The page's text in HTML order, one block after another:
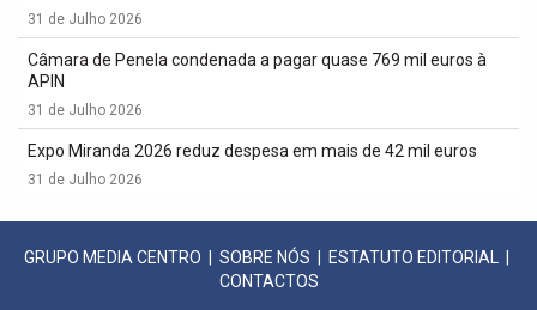
31 de Julho 2026
Câmara de Penela condenada a pagar quase 769 mil euros à
APIN
31 de Julho 2026
Expo Miranda 2026 reduz despesa em mais de 42 mil euros
31 de Julho 2026
GRUPO MEDIA CENTRO SOBRE NÓS ESTATUTO EDITORIAL
CONTACTOS